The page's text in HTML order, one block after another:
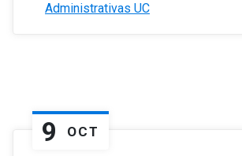
Administrativas UC
9 OCT